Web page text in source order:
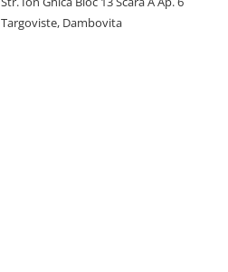
Targoviste, Dambovita